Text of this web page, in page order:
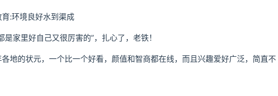
家里好自己又很厉害的”，扎心了，老铁！
的状元，一个比一个好看，颜值和智商都在线，而且兴趣爱好广泛，简直不